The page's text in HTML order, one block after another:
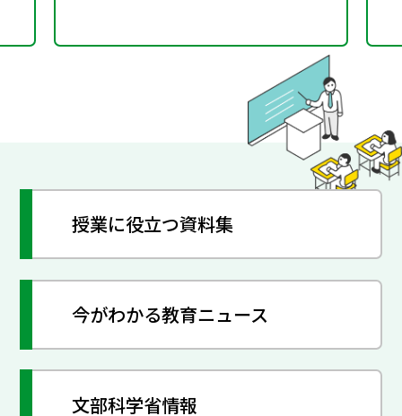
授業に役立つ資料集
今がわかる教育ニュース
文部科学省情報